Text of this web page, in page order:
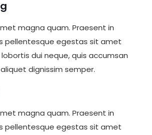
magna quam. Praesent in
pellentesque egestas sit amet
lobortis dui neque, quis accumsan
dignissim semper.
magna quam. Praesent in
pellentesque egestas sit amet